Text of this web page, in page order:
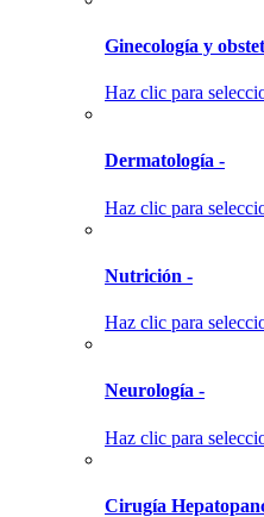
Ginecología y
Haz clic para
Dermatología -
Haz clic para
Nutrición -
Haz clic para
Neurología -
Haz clic para
Cirugía